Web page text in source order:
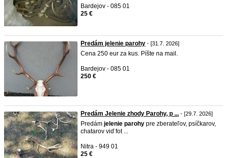
Bardejov - 085 01
25 €
Predám jelenie parohy - [31.7. 2026]
Cena 250 eur za kus. Píšte na mail.
Bardejov - 085 01
250 €
Predám Jelenie zhody Parohy, p ... - [29.7. 2026]
Predám jelenie parohy pre zberateľov, psíčkarov,
chatarov viď fot ...
Nitra - 949 01
25 €